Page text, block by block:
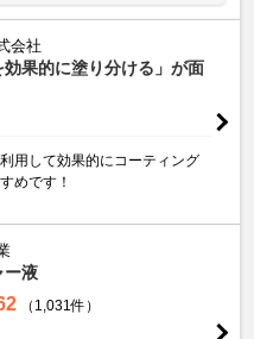
会社
効果的に塗り分ける」が面
用して効果的にコーティング
めです！
ー液
（1,031件）